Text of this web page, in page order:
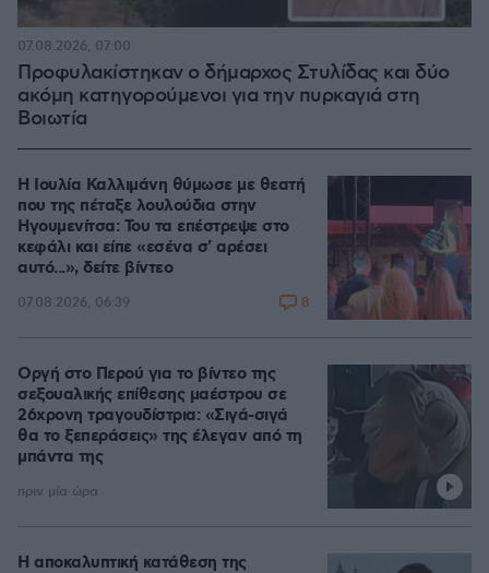
Προφυλακίστηκαν ο δήμαρχος Στυλίδας και δύο
ακόμη κατηγορούμενοι για την πυρκαγιά στη
Βοιωτία
07.08.2026, 07:00
Η Ιουλία Καλλιμάνη θύμωσε με θεατή
που της πέταξε λουλούδια στην
Ηγουμενίτσα: Του τα επέστρεψε στο
κεφάλι και είπε «εσένα σ' αρέσει
αυτό...», δείτε βίντεο
07.08.2026, 06:39 8
Οργή στο Περού για το βίντεο της
σεξουαλικής επίθεσης μαέστρου σε
26χρονη τραγουδίστρια: «Σιγά-σιγά
θα το ξεπεράσεις» της έλεγαν από τη
μπάντα της
πριν μία ώρα
Η αποκαλυπτική κατάθεση της